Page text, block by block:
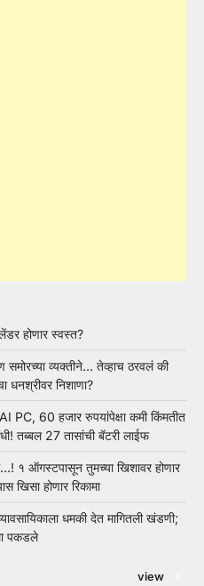
होणार स्वस्त?
समोरच्या व्यक्तीने… तेव्हाच ठरवलं की
निशाणा?
PC, 60 हजार रुपयांपेक्षा कमी किंमतीत
तब्बल 27 तासांची बॅटरी लाईफ
१ ऑगस्टपासून तुमच्या खिशावर होणार
खिसा होणार रिकामा
धमकी देत मागितली खंडणी;
पकडले
view